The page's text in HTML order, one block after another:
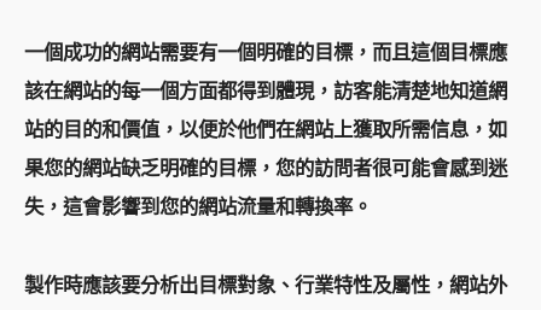
一個成功的網站需要有一個明確的目標，而且這個目標應
該在網站的每一個方面都得到體現，訪客能清楚地知道網
站的目的和價值，以便於他們在網站上獲取所需信息，如
果您的網站缺乏明確的目標，您的訪問者很可能會感到迷
失，這會影響到您的網站流量和轉換率。
製作時應該要分析出目標對象、行業特性及屬性，網站外